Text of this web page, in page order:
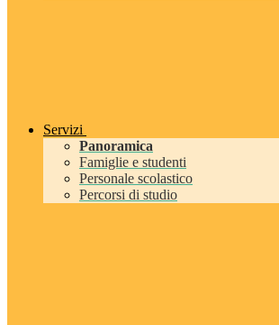
Servizi
Panoramica
Famiglie e studenti
Personale scolastico
Percorsi di studio